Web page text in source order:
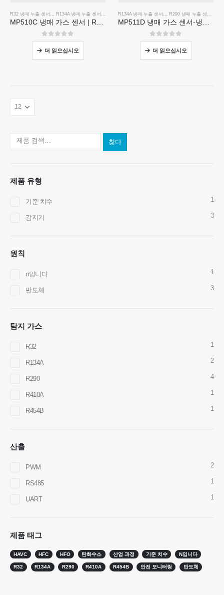
R32 냉매 누출 센서 R134A 냉매 누출 센서 R290 냉매 누출 센서,,,R410A 냉매 누출 센서
05 중
더 읽으십시오
R134A 냉매 누출 센서 R290 냉매 누출 센서
05 중
더 읽으십시오
찾다
제품 유형
기준 치수 1
감지기 3
원칙
n입니다 1
반도체 3
탐지 가스
R32 1
R134A 2
R290 4
R410A 1
R454B 1
산출
PWM 2
RS485 1
UART 1
제품 태그
HAVC HFC HFO 탄화수소 산업 과정 기준 치수 N입니다
R32 R134A R290 R410A R454B 안전 모니터링 반도체
R290 센서
R454B 센서
R32 센서
R410 센서
콜드 체인 냉매 모니터링